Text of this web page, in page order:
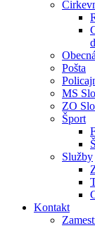
Pošta
MS
ZO
Šport
Služby
Kontakt